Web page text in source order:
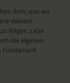
dem, was wir
deinem
folgen. Lebe
die eigenen
Fundament